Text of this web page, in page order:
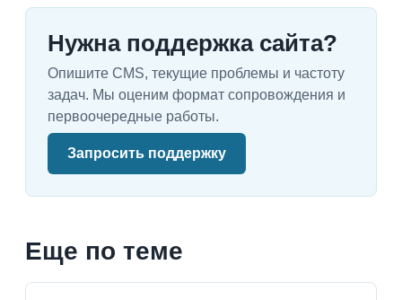
Нужна поддержка сайта?
Опишите CMS, текущие проблемы и частоту
задач. Мы оценим формат сопровождения и
первоочередные работы.
Запросить поддержку
Еще по теме